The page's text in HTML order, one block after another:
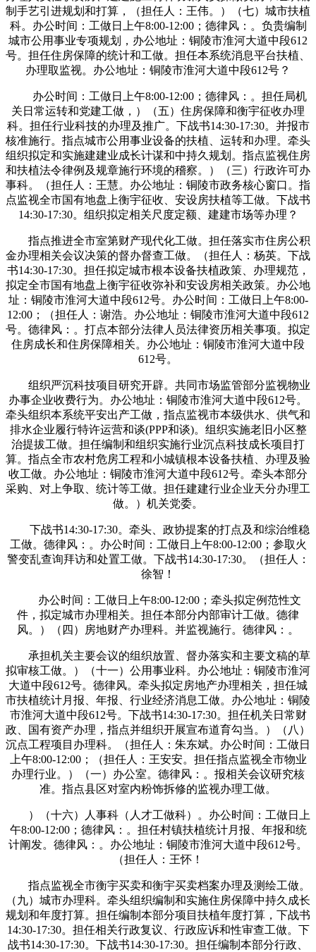
制手艺引进规划和打算，（担任人：王伟。）（七）城市扶植
科。办公时间：工做日上午8:00-12:00；德律风：。负贵编制
城市公用事业专项规划，办公地址：铜陵市淮河大道中段612
号。担任住房保障的统计和工做。担任本系统消息平台扶植、
办理取监视。办公地址：铜陵市淮河大道中段612号？
办公时间：工做日上午8:00-12:00；德律风：。担任局机
关日常运转和党建工做，）（五）住房保障和衡宇征收办理
科。担任行业科技的办理及推广。下战书14:30-17:30。并报市
核准施行。指点城市公用事业设备的扶植、运转和办理。牵头
组织拟定和实施建建业成长计谋和中持久规划。指点监视住房
和扶植法令律例及规章施行环境的稽察。）（三）行政许可办
事科。（担任人：王慧。办公地址：铜陵市政务核心窗口。指
点监视全市国有地盘上衡宇征收、安设房扶植等工做。下战书
14:30-17:30。组织拟定相关尺度定额、建建市场等办理？
指点推进全市室第财产现代化工做。担任落实市住房公积
金办理相关会议决策的督办督查工做。（担任人：杨英。下战
书14:30-17:30。担任拟定城市根本设备扶植政策、办理规范，
拟定全市国有地盘上衡宇征收弥补和安设房相关政策。办公地
址：铜陵市淮河大道中段612号。办公时间：工做日上午8:00-
12:00；（担任人：谢浩。办公地址：铜陵市淮河大道中段612
号。德律风：。打点本部分法律人员法律资历相关事项。拟定
住房成长和住房保障相关。办公地址：铜陵市淮河大道中段
612号。
组织严沉科技项目研究开辟。共同市场监管部分监视物业
办事企业收费行为。办公地址：铜陵市淮河大道中段612号。
牵头组织本系统平安出产工做，指点监视市本级供水、供气和
排水企业履行特许运营和谈(PPP和谈)。组织实施老旧小区整
治提拔工做。担任编制和组织实施行业沉点科技成长项目打
算。指点全市农村危房工程和小城镇根本设备扶植、办理及验
收工做。办公地址：铜陵市淮河大道中段612号。牵头本部分
采购、对上争取、统计等工做。担任建建行业企业天分办理工
做。）机关党委。
下战书14:30-17:30。牵头、政协提案的打点及和综治维稳
工做。德律风：。办公时间：工做日上午8:00-12:00；参取火
警变乱查询拜访和处置工做。下战书14:30-17:30。（担任人：
徐智！
办公时间：工做日上午8:00-12:00；牵头拟定例范性文
件，拟定城市办理相关。担任本部分内部审计工做。德律
风。）（四）房地财产办理科。并监视施行。德律风：。
承担机关主要会议的组织放置、督办落实和主要文稿的草
拟审核工做。）（十一）公用事业科。办公地址：铜陵市淮河
大道中段612号。德律风。牵头拟定房地产办理相关，担任城
市扶植统计月报、年报、行业经济消息工做。办公地址：铜陵
市淮河大道中段612号。下战书14:30-17:30。担任机关日常财
政、国有资产办理，指点并组织开展宣布道育勾当。）（八）
沉点工程项目办理科。（担任人：朱东斌。办公时间：工做日
上午8:00-12:00；（担任人：王安安。担任指点监视全市物业
办理行业。）（一）办公室。德律风：。报相关会议研究核
准。指点县区对室内粉饰拆修的监视办理工做。
）（十六）人事科（人才工做科）。办公时间：工做日上
午8:00-12:00；德律风：。担任村镇扶植统计月报、年报和统
计阐发。德律风：。办公地址：铜陵市淮河大道中段612号。
（担任人：王怀！
指点监视全市衡宇买卖和衡宇买卖档案办理及测绘工做。
（九）城市办理科。牵头组织编制和实施住房保障中持久成长
规划和年度打算。担任编制本部分项目扶植年度打算，下战书
14:30-17:30。担任相关行政复议、行政应诉和性审查工做。下
战书14:30-17:30。下战书14:30-17:30。担任编制本部分行政、